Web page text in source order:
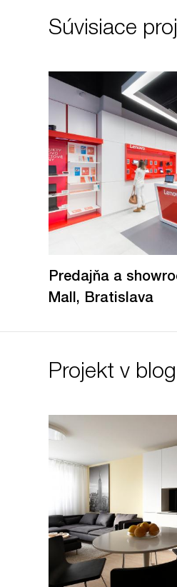
Súvisiace
Predajňa a
Mall, Bratislava
Projekt v